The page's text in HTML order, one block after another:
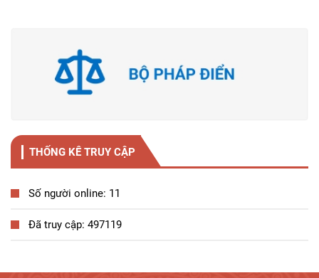
THỐNG KÊ TRUY CẬP
Số người online: 11
Đã truy cập: 497119